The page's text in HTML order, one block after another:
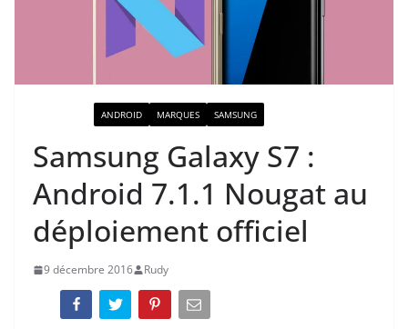
ANDROID MARQUES SAMSUNG
Samsung Galaxy S7 :
Android 7.1.1 Nougat au
déploiement officiel
9 décembre 2016 Rudy